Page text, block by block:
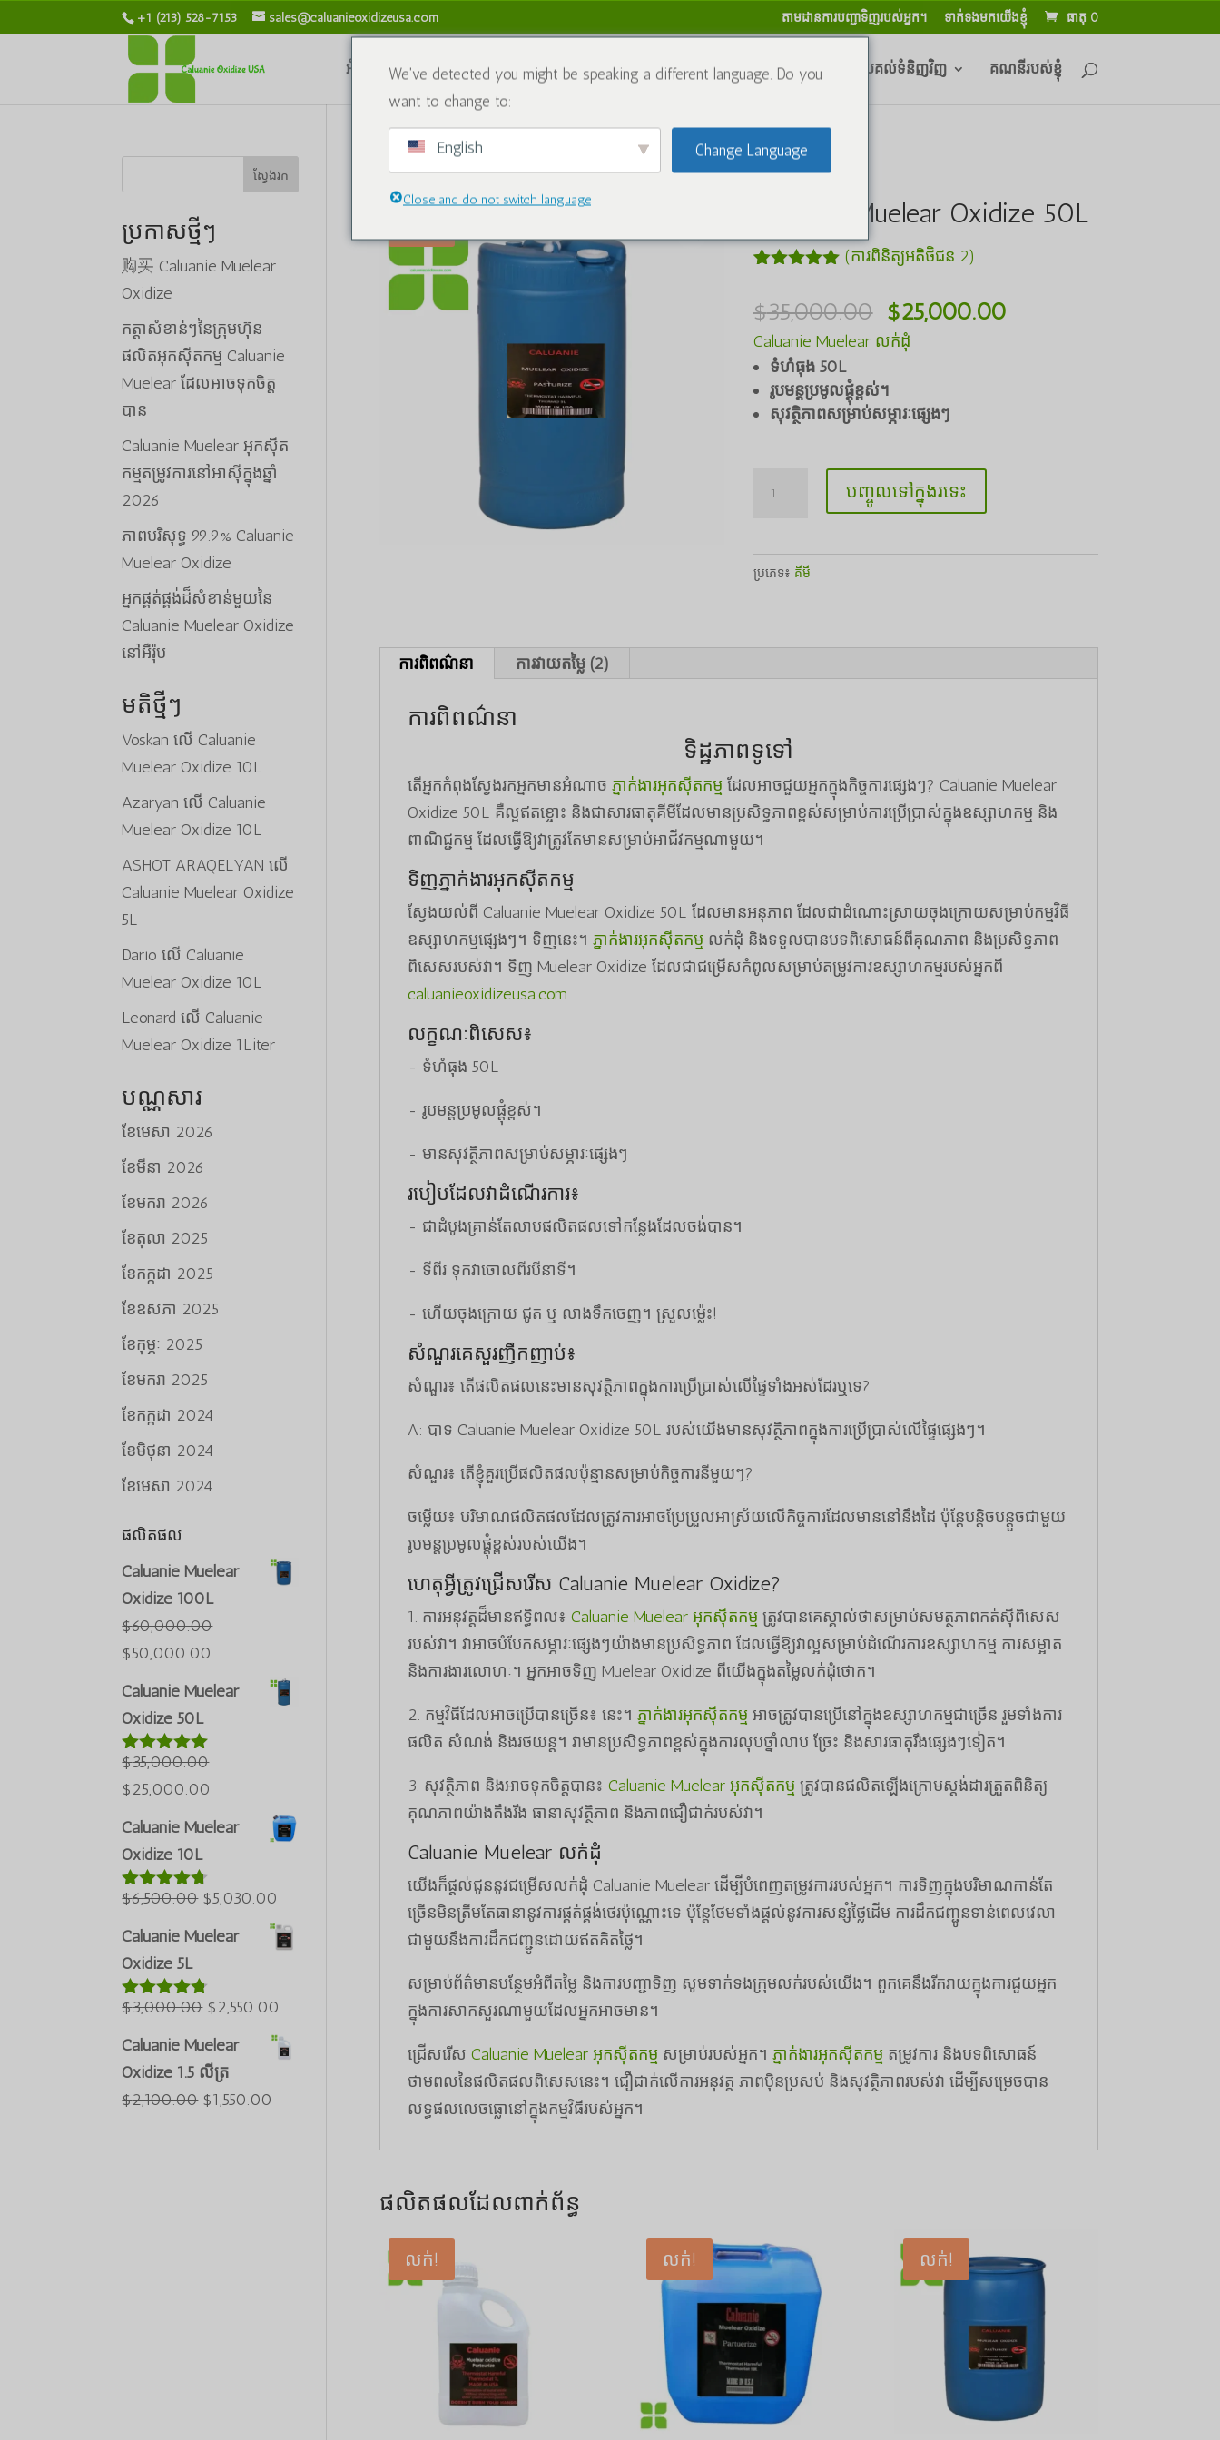
+1 (213) 528-7153 sales@caluanieoxidizeusa.com តាមដានការបញ្ជាទិញរបស់អ្នក។ ទាក់ទងមកយើងខ្ញុំ ធាតុ 0
អំពីពួកយើង សារធាតុគីមី ប្លុក ទាក់ទងមកយើងខ្ញុំ គោលការណ៍សងប្រាក់វិញ និងការប្រគល់ទំនិញវិញ គណនីរបស់ខ្ញុំ
ផ្ទះ/គីមី/ Caluanie Muelear Oxidize 50L
Caluanie Muelear Oxidize 50L
ដោយផ្អែក
តម្លៃរបស់
អតិថិជន
(ការពិនិត្យអតិថិជន 2)
$35,000.00 តម្លៃ
ដើមគឺ
។
$25,000.00តម្លៃ
Caluanie Muelear លក់ដុំ
ទំហំធុង 50L
រូបមន្តប្រមូលផ្តុំខ្ពស់។
សុវត្ថិភាពសម្រាប់សម្ភារៈផ្សេងៗ
Oxidize
បញ្ចូលទៅក្នុងរទេះ
ប្រភេទ៖ គីមី
ការពិពណ៌នា ការវាយតម្លៃ (2)
ការពិពណ៌នា
ទិដ្ឋភាពទូទៅ
តើអ្នកកំពុងស្វែងរកអ្នកមានអំណាច ភ្នាក់ងារអុកស៊ីតកម្ម ដែលអាចជួយអ្នកក្នុងកិច្ចការផ្សេងៗ? Caluanie Muelear
Oxidize 50L គឺល្អឥតខ្ចោះ និងជាសារធាតុគីមីដែលមានប្រសិទ្ធភាពខ្ពស់សម្រាប់ការប្រើប្រាស់ក្នុងឧស្សាហកម្ម និង
ពាណិជ្ជកម្ម ដែលធ្វើឱ្យវាត្រូវតែមានសម្រាប់អាជីវកម្មណាមួយ។
ទិញភ្នាក់ងារអុកស៊ីតកម្ម
ស្វែងយល់ពី Caluanie Muelear Oxidize 50L ដែលមានអនុភាព ដែលជាដំណោះស្រាយចុងក្រោយសម្រាប់កម្មវិធី
ឧស្សាហកម្មផ្សេងៗ។ ទិញនេះ។ ភ្នាក់ងារអុកស៊ីតកម្ម លក់ដុំ និងទទួលបានបទពិសោធន៍ពីគុណភាព និងប្រសិទ្ធភាព
ពិសេសរបស់វា។ ទិញ Muelear Oxidize ដែលជាជម្រើសកំពូលសម្រាប់តម្រូវការឧស្សាហកម្មរបស់អ្នកពី
caluanieoxidizeusa.com
លក្ខណៈ​ពិសេស៖
- ទំហំធុង 50L
- រូបមន្តប្រមូលផ្តុំខ្ពស់។
- មានសុវត្ថិភាពសម្រាប់សម្ភារៈផ្សេងៗ
របៀបដែលវាដំណើរការ៖
- ជាដំបូងគ្រាន់តែលាបផលិតផលទៅកន្លែងដែលចង់បាន។
- ទីពីរ ទុកវាចោលពីរបីនាទី។
- ហើយចុងក្រោយ ជូត ឬ លាងទឹកចេញ។ ស្រួល​ម្ល៉េះ!
សំណួរគេសួរញឹកញាប់៖
សំណួរ៖ តើផលិតផលនេះមានសុវត្ថិភាពក្នុងការប្រើប្រាស់លើផ្ទៃទាំងអស់ដែរឬទេ?
A: បាទ Caluanie Muelear Oxidize 50L របស់យើងមានសុវត្ថិភាពក្នុងការប្រើប្រាស់លើផ្ទៃផ្សេងៗ។
សំណួរ៖ តើខ្ញុំគួរប្រើផលិតផលប៉ុន្មានសម្រាប់កិច្ចការនីមួយៗ?
ចម្លើយ៖ បរិមាណផលិតផលដែលត្រូវការអាចប្រែប្រួលអាស្រ័យលើកិច្ចការដែលមាននៅនឹងដៃ ប៉ុន្តែបន្តិចបន្តួចជាមួយ
រូបមន្តប្រមូលផ្តុំខ្ពស់របស់យើង។
ហេតុអ្វីត្រូវជ្រើសរើស Caluanie Muelear Oxidize?
1. ការអនុវត្តដ៏មានឥទ្ធិពល៖ Caluanie Muelear អុកស៊ីតកម្ម ត្រូវបានគេស្គាល់ថាសម្រាប់សមត្ថភាពកត់សុីពិសេស
របស់វា។ វាអាចបំបែកសម្ភារៈផ្សេងៗយ៉ាងមានប្រសិទ្ធភាព ដែលធ្វើឱ្យវាល្អសម្រាប់ដំណើរការឧស្សាហកម្ម ការសម្អាត
និងការងារលោហៈ។ អ្នកអាចទិញ Muelear Oxidize ពីយើងក្នុងតម្លៃលក់ដុំថោក។
2. កម្មវិធីដែលអាចប្រើបានច្រើន៖ នេះ។ ភ្នាក់ងារអុកស៊ីតកម្ម អាចត្រូវបានប្រើនៅក្នុងឧស្សាហកម្មជាច្រើន រួមទាំងការ
ផលិត សំណង់ និងរថយន្ត។ វាមានប្រសិទ្ធភាពខ្ពស់ក្នុងការលុបថ្នាំលាប ច្រែះ និងសារធាតុរឹងផ្សេងៗទៀត។
3. សុវត្ថិភាព និងអាចទុកចិត្តបាន៖ Caluanie Muelear អុកស៊ីតកម្ម ត្រូវបានផលិតឡើងក្រោមស្តង់ដារត្រួតពិនិត្យ
គុណភាពយ៉ាងតឹងរឹង ធានាសុវត្ថិភាព និងភាពជឿជាក់របស់វា។
Caluanie Muelear លក់ដុំ
យើងក៏ផ្តល់ជូននូវជម្រើសលក់ដុំ Caluanie Muelear ដើម្បីបំពេញតម្រូវការរបស់អ្នក។ ការទិញក្នុងបរិមាណកាន់តែ
ច្រើនមិនត្រឹមតែធានានូវការផ្គត់ផ្គង់ថេរប៉ុណ្ណោះទេ ប៉ុន្តែថែមទាំងផ្តល់នូវការសន្សំថ្លៃដើម ការដឹកជញ្ជូនទាន់ពេលវេលា
ជាមួយនឹងការដឹកជញ្ជូនដោយឥតគិតថ្លៃ។
សម្រាប់ព័ត៌មានបន្ថែមអំពីតម្លៃ និងការបញ្ជាទិញ សូមទាក់ទងក្រុមលក់របស់យើង។ ពួកគេ​នឹង​រីករាយ​ក្នុង​ការ​ជួយ​អ្នក​
ក្នុង​ការ​សាកសួរ​ណាមួយ​ដែល​អ្នក​អាច​មាន។
ជ្រើសរើស Caluanie Muelear អុកស៊ីតកម្ម សម្រាប់របស់អ្នក។ ភ្នាក់ងារអុកស៊ីតកម្ម តម្រូវការ និងបទពិសោធន៍
ថាមពលនៃផលិតផលពិសេសនេះ។ ជឿជាក់លើការអនុវត្ត ភាពប៉ិនប្រសប់ និងសុវត្ថិភាពរបស់វា ដើម្បីសម្រេចបាន
លទ្ធផលលេចធ្លោនៅក្នុងកម្មវិធីរបស់អ្នក។
ផលិតផលដែលពាក់ព័ន្ធ
លក់! លក់! លក់!
ស្វែងរក
ប្រកាសថ្មីៗ
购买 Caluanie Muelear
Oxidize
កត្តាសំខាន់ៗនៃក្រុមហ៊ុន
ផលិតអុកស៊ីតកម្ម Caluanie
Muelear ដែលអាចទុកចិត្ត
បាន
Caluanie Muelear អុកស៊ីត
កម្មតម្រូវការនៅអាស៊ីក្នុងឆ្នាំ
2026
ភាពបរិសុទ្ធ 99.9% Caluanie
Muelear Oxidize
អ្នកផ្គត់ផ្គង់ដ៏សំខាន់មួយនៃ
Caluanie Muelear Oxidize
នៅអឺរ៉ុប
មតិថ្មីៗ
Voskan លើ Caluanie
Muelear Oxidize 10L
Azaryan លើ Caluanie
Muelear Oxidize 10L
ASHOT ARAQELYAN លើ
Caluanie Muelear Oxidize
5L
Dario លើ Caluanie
Muelear Oxidize 10L
Leonard លើ Caluanie
Muelear Oxidize 1Liter
បណ្ណសារ
ខែ​មេសា 2026
ខែ​មីនា 2026
ខែ​មករា 2026
ខែ​តុលា 2025
ខែ​កក្កដា 2025
ខែ​ឧសភា 2025
ខែ​កុម្ភៈ 2025
ខែ​មករា 2025
ខែ​កក្កដា 2024
ខែ​មិថុនា 2024
ខែ​មេសា 2024
ផលិតផល
Caluanie Muelear
Oxidize 100L
$60,000.00
តម្លៃ
ដើមគឺ
$60,000.00
។
$50,000.00
បច្ចុប្បន្នគឺ
$50,000.00
Caluanie Muelear
Oxidize 50L
វាយតម្លៃ5.00
ក្នុងចំណោម 5
$35,000.00
តម្លៃ
ដើមគឺ
$35,000.00
។
$25,000.00
បច្ចុប្បន្នគឺ
$25,000.00
Caluanie Muelear
Oxidize 10L
វាយតម្លៃ
ចំណោម 5
$6,500.00 តម្លៃ
ដើមគឺ
$6,500.00
។
$5,030.00
បច្ចុប្បន្នគឺ
$5,030.00
Caluanie Muelear
Oxidize 5L
វាយតម្លៃ
ចំណោម 5
$3,000.00 តម្លៃ
ដើមគឺ
$3,000.00
។
$2,550.00
បច្ចុប្បន្នគឺ
$2,550.00
Caluanie Muelear
Oxidize 1.5 លីត្រ
$2,100.00 តម្លៃ
$1,550.00
We've detected you might be speaking a different language. Do you
want to change to:
English Change Language
Close and do not switch language
Русский
Bahasa Melayu
العربية
Türkçe